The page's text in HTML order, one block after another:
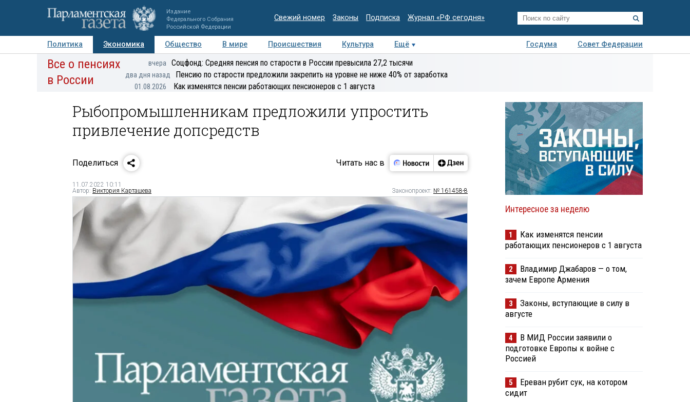
Издание
Федерального Собрания
Российской Федерации
Свежий номер Законы Подписка Журнал «РФ сегодня»
Политика Экономика Общество В мире Происшествия Культура Ещё Госдума
Совет Федерации
Авторы Персоны Мнения Регионы Медиацентр Интервью Колумнисты
экспертиза
Все о пенсиях
в России
вчера Соцфонд: Средняя пенсия по старости в России превысила 27,2 тысячи
два дня назад Пенсию по старости предложили закрепить на уровне не ниже 40% от заработка
01.08.2026 Как изменятся пенсии работающих пенсионеров с 1 августа
Рыбопромышленникам предложили упростить
привлечение допсредств
Поделиться Читать нас в
11.07.2022 10:11
Автор: Виктория Карташева Законопроект: № 161458-8
Интересное за неделю
1
Как изменятся пенсии
работающих пенсионеров с 1 августа
2
Владимир Джабаров — о том,
зачем Европе Армения
3
Законы, вступающие в силу в
августе
4
В МИД России заявили о
подготовке Европы к войне с
Россией
5
Ереван рубит сук, на котором
сидит